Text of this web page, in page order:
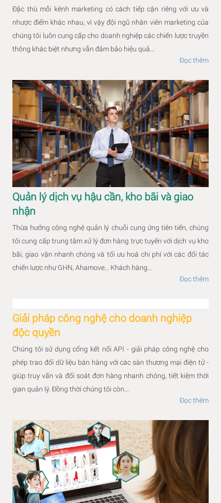
Đặc thù mỗi kênh marketing có cách tiếp cận riêng với ưu và
nhược điểm khác nhau, vì vậy đội ngũ nhân viên marketing của
chúng tôi luôn cung cấp cho doanh nghiệp các chiến lược truyền
thông khác biệt nhưng vẫn đảm bảo hiệu quả...
Đọc thêm
Quản lý dịch vụ hậu cần, kho bãi và giao
nhận
Thừa hưởng công nghệ quản lý chuỗi cung ứng tiên tiến, chúng
tôi cung cấp trung tâm xử lý đơn hàng trực tuyến với dịch vụ kho
bãi, giao vận nhanh chóng và tối ưu hoá chi phí với các đối tác
chiến lược như GHN, Ahamove... Khách hàng...
Đọc thêm
Giải pháp công nghệ cho doanh nghiệp
độc quyền
Chúng tôi sử dụng cổng kết nối API - giải pháp công nghệ cho
phép trao đổi dữ liệu bán hàng với các sàn thương mại điện tử -
giúp truy vấn và đối soát đơn hàng nhanh chóng, tiết kiệm thời
gian quản lý. Đồng thời chúng tôi còn...
Đọc thêm